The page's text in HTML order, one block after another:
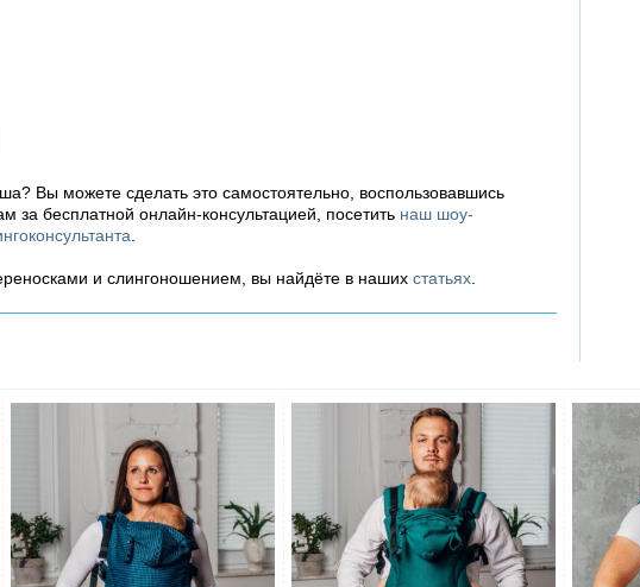
Вы можете сделать это самостоятельно, воспользовавшись
за бесплатной онлайн-консультацией, посетить наш шоу-
и слингоношением, вы найдёте в наших статьях